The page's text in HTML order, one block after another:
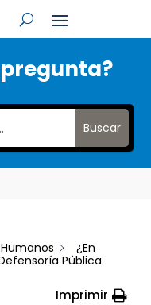
Buscar
¿En
Pública
Imprimir